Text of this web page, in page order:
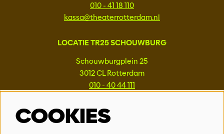
010 - 41 18 110
kassa@theaterrotterdam.nl
LOCATIE TR25 SCHOUWBURG
Schouwburgplein 25
3012 CL Rotterdam
010 - 40 44 111
LOCATIE TR8 WILLIAM BOOTHLAAN
COOKIES